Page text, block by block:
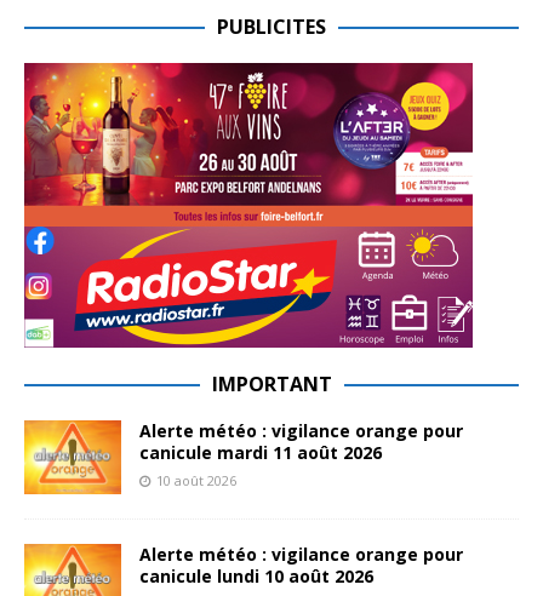
PUBLICITES
IMPORTANT
Alerte météo : vigilance orange pour
canicule mardi 11 août 2026
10 août 2026
Alerte météo : vigilance orange pour
canicule lundi 10 août 2026